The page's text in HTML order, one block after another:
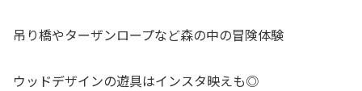
吊り橋やターザンロープなど森の中の冒険体験
ウッドデザインの遊具はインスタ映えも◎